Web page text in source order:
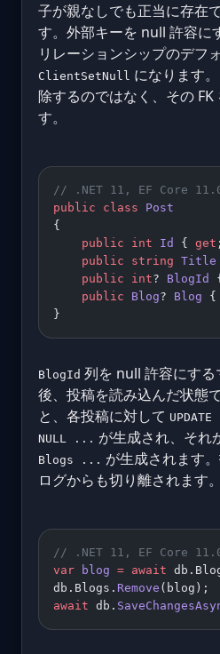
子が親なしでも正当に存在
す。外部キーを null 許容に
リレーションシップのデフ
ClientSetNull になります
除するのではなく、その FK
す。
// .NET 11, EF Core
public class Post
{
    public
int Id { get
    public
string Title
    public
int? BlogId
    public
Blog? Blog {
}
BlogId 列を null 許容にす
後、投稿を読み込んだ状態
と、各投稿に対して
NULL ... が生成され、それ
Blogs ... が生成されます
ログからも切り離されます。
// .NET 11, EF Core
var blog = await
db.Blogs. Remove (blog);
await db.